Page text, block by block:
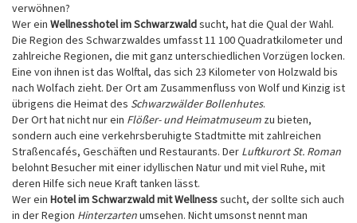
verwöhnen?
Wer ein Wellnesshotel im Schwarzwaldsucht, hat die Qual der Wahl.
Die Region des Schwarzwaldes umfasst 11 100 Quadratkilometer und
zahlreiche Regionen, die mit ganz unterschiedlichen Vorzügen locken.
Eine von ihnen ist das Wolftal, das sich 23 Kilometer von Holzwald bis
nach Wolfach zieht. Der Ort am Zusammenfluss von Wolf und Kinzig ist
übrigens die Heimat des Schwarzwälder Bollenhutes.
Der Ort hat nicht nur ein Flößer- und Heimatmuseum zu bieten,
sondern auch eine verkehrsberuhigte Stadtmitte mit zahlreichen
Straßencafés, Geschäften und Restaurants. Der Luftkurort St. Roman
belohnt Besucher mit einer idyllischen Natur und mit viel Ruhe, mit
deren Hilfe sich neue Kraft tanken lässt.
Wer ein Hotel im Schwarzwald mit Wellnesssucht, der sollte sich auch
in der Region Hinterzartenumsehen. Nicht umsonst nennt man